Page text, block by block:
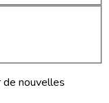
de nouvelles